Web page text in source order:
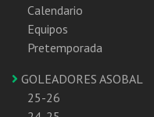
Calendario
Equipos
Pretemporada
GOLEADORES ASOBAL
25-26